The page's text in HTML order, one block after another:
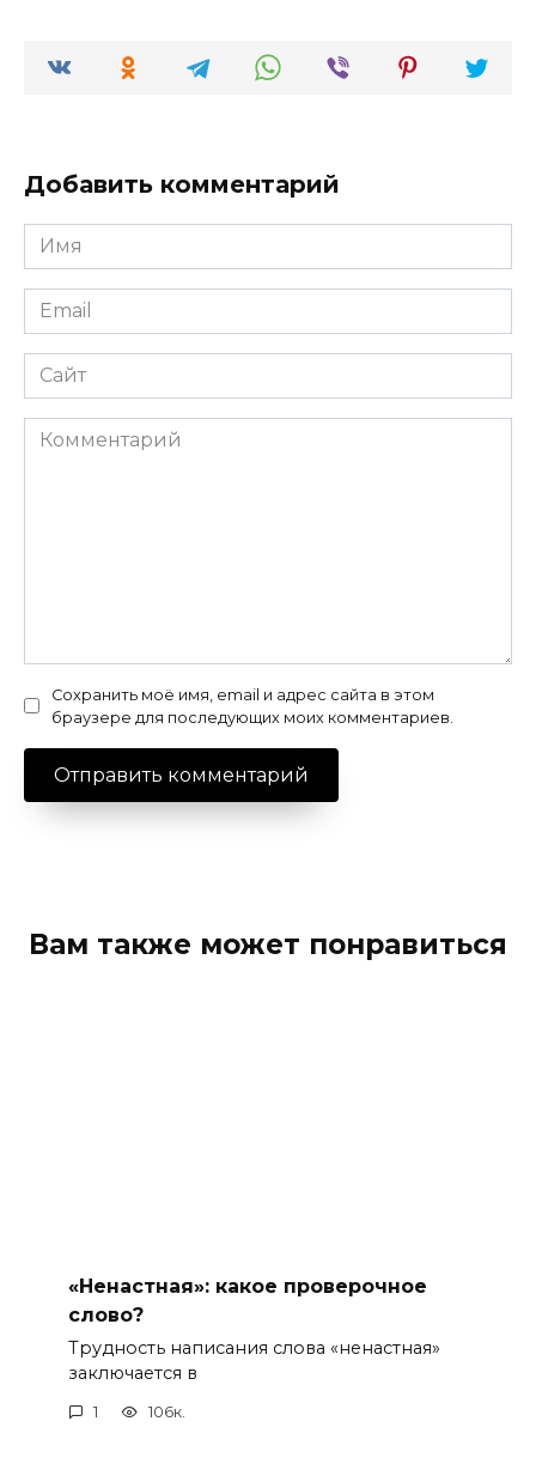
Добавить комментарий
Имя
*
Email
*
Сайт
Комментарий
Сохранить моё имя, email и адрес сайта в этом
браузере для последующих моих комментариев.
Вам также может понравиться
«Ненастная»: какое проверочное
слово?
Трудность написания слова «ненастная»
заключается в
1 106к.